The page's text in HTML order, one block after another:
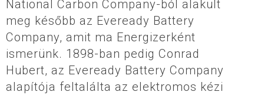
National Carbon Company-ból alakult
meg később az Eveready Battery
Company, amit ma Energizerként
ismerünk. 1898-ban pedig Conrad
Hubert, az Eveready Battery Company
alapítója feltalálta az elektromos kézi